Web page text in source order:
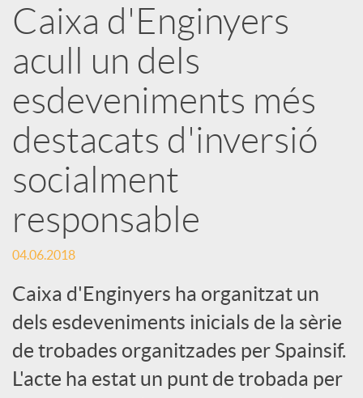
r
x
e
s
S
o
c
Caixa d'Enginyers
acull un dels
esdeveniments més
destacats d'inversió
socialment
responsable
04.06.2018
Caixa d'Enginyers ha organitzat un
dels esdeveniments inicials de la sèrie
de trobades organitzades per Spainsif.
L'acte ha estat un punt de trobada per